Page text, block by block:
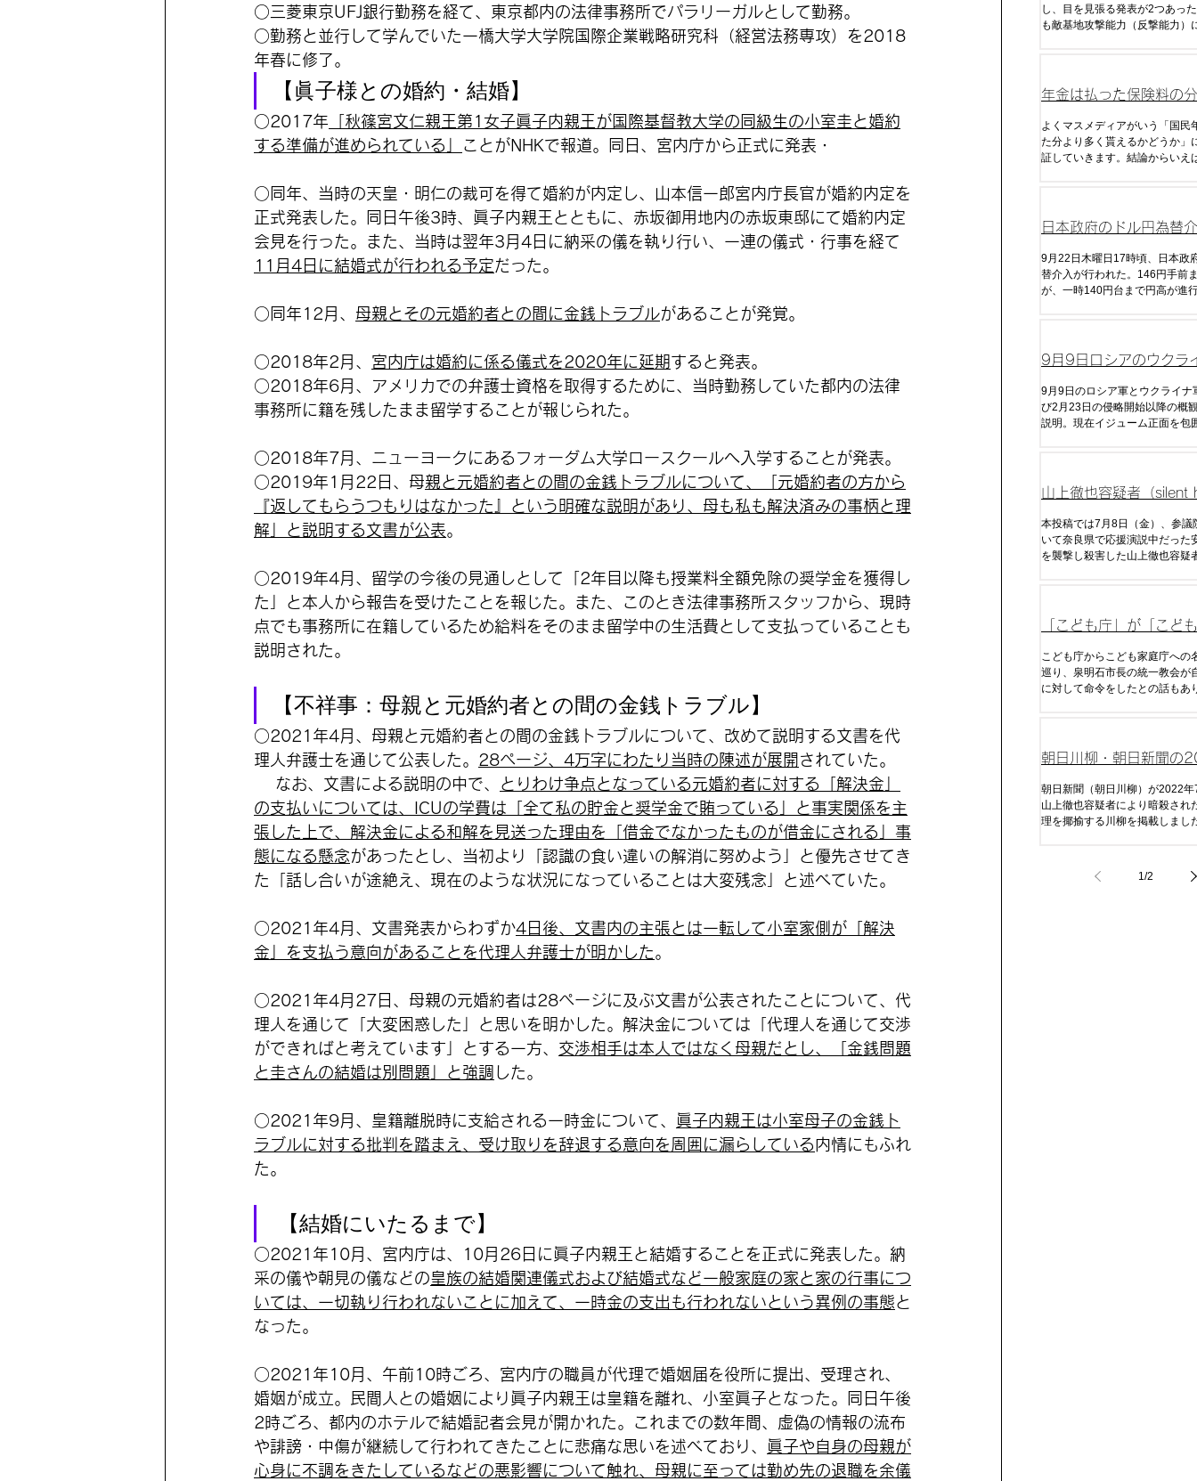
○三菱東京UFJ銀行勤務を経て、東京都内の法律事務所でパラリーガルとして勤務。
○勤務と並行して学んでいた一橋大学大学院国際企業戦略研究科（経営法務専攻）を2018
年春に修了。
【眞子様との婚約・結婚】
○2017年 「秋篠宮文仁親王第1女子眞子内親王が国際基督教大学の同級生の小室圭と婚約
する準備が進められている」
ことがNHKで報道。同日、宮内庁から正式に発表・
○同年、当時の天皇・明仁の裁可を得て婚約が内定し、山本信一郎宮内庁長官が婚約内定を
正式発表した。同日午後3時、眞子内親王とともに、赤坂御用地内の赤坂東邸にて婚約内定
会見を行った。また、当時は翌年3月4日に納采の儀を執り行い、一連の儀式・行事を経て
11月4日に結婚式が行われる予定だった。
○同年12月、 母親とその元婚約者との間に金銭トラブルがあることが発覚。
○2018年2月、 宮内庁は婚約に係る儀式を2020年に延期すると発表。
○2018年6月、アメリカでの弁護士資格を取得するために、当時勤務していた都内の法律
事務所に籍を残したまま留学することが報じられた。
○2018年7月、ニューヨークにあるフォーダム大学ロースクールへ入学することが発表。
○2019年1月22日、母親と元婚約者との間の金銭トラブルについて、「元婚約者の方から
『返してもらうつもりはなかった』という明確な説明があり、母も私も解決済みの事柄と理
解」と説明する文書が公表。
○2019年4月、留学の今後の見通しとして「2年目以降も授業料全額免除の奨学金を獲得し
た」と本人から報告を受けたことを報じた。また、このとき法律事務所スタッフから、現時
点でも事務所に在籍しているため給料をそのまま留学中の生活費として支払っていることも
説明された。
【不祥事：母親と元婚約者との間の金銭トラブル】
○2021年4月、母親と元婚約者との間の金銭トラブルについて、改めて説明する文書を代
理人弁護士を通じて公表した。
28ページ、4万字にわたり当時の陳述が展開 されていた。
なお、文書による説明の中で、
とりわけ争点となっている元婚約者に対する「解決金」
の支払いについては、ICUの学費は「全て私の貯金と奨学金で賄っている」と事実関係を主
張した上で、解決金による和解を見送った理由を「借金でなかったものが借金にされる」事
態になる懸念があったとし、当初より「認識の食い違いの解消に努めよう」と優先させてき
た「話し合いが途絶え、現在のような状況になっていることは大変残念」と述べていた。
○2021年4月、文書発表からわずか4日後、文書内の主張とは一転して小室家側が「解決
金」を支払う意向があることを代理人弁護士が明かした。
○2021年4月27日、母親の元婚約者は28ページに及ぶ文書が公表されたことについて、代
理人を通じて「大変困惑した」と思いを明かした。解決金については「代理人を通じて交渉
ができればと考えています」とする一方、 交渉相手は本人ではなく母親だとし、「金銭問題
と圭さんの結婚は別問題」と強調 した。
○2021年9月、皇籍離脱時に支給される一時金について、
眞子内親王は小室母子の金銭ト
ラブルに対する批判を踏まえ、受け取りを辞退する意向を周囲に漏らしている内情にもふれ
た。
【結婚にいたるまで】
○2021年10月、宮内庁は、10月26日に眞子内親王と結婚することを正式に発表した。納
采の儀や朝見の儀などの皇族の結婚関連儀式および結婚式など一般家庭の家と家の行事につ
いては、一切執り行われないことに加えて、一時金の支出も行われないという異例の事態と
なった。
○2021年10月、午前10時ごろ、宮内庁の職員が代理で婚姻届を役所に提出、受理され、
婚姻が成立。民間人との婚姻により眞子内親王は皇籍を離れ、小室眞子となった。同日午後
2時ごろ、都内のホテルで結婚記者会見が開かれた。これまでの数年間、虚偽の情報の流布
や誹謗・中傷が継続して行われてきたことに悲痛な思いを述べており、
眞子や自身の母親が
心身に不調をきたしているなどの悪影響について触れ、母親に至っては勤め先の退職を余儀
し、目を見張る発表が2つあっ
も敵基地攻撃能力（反撃能力）
年金は払った保険料の
く貰えるのか
よくマスメディアがいう「国民
た分より多く貰えるかどうか」
証していきます。結論からいえ
きな理由は「税金」です。
日本政府のドル円為替
析・予想
9月22日木曜日17時頃、日本政
替介入が行われた。146円手前
が、一時140円台まで円高が進
9月9日ロシアのウクラ
戦況分析
9月9日のロシア軍とウクライナ
び2月23日の侵略開始以降の概
説明。現在イジューム正面を包
山上徹也容疑者（silent
333@333_hill）のツイ
本投稿では7月8日（金）、参議
いて奈良県で応援演説中だった
を襲撃し殺害した山上徹也容疑
「こども庁」が「こど
庁」に変更された経緯
こども庁からこども家庭庁への
巡り、泉明石市長の統一教会が
に対して命令をしたとの話もあ
朝日川柳・朝日新聞の
月16日の西木空人選
朝日新聞（朝日川柳）が2022
山上徹也容疑者により暗殺され
理を揶揄する川柳を掲載しまし
か。見ていきましょう。まず、
なった遠因である「ラサール石
1/2